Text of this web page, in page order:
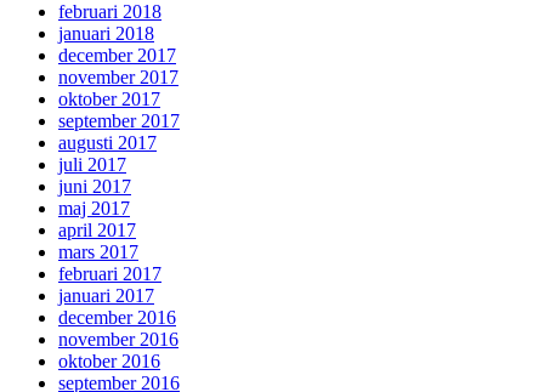
februari 2018
januari 2018
december 2017
november 2017
oktober 2017
september 2017
augusti 2017
juli 2017
juni 2017
maj 2017
april 2017
mars 2017
februari 2017
januari 2017
december 2016
november 2016
oktober 2016
september 2016